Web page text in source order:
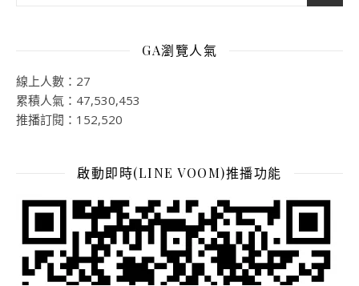
GA瀏覽人氣
線上人數：27
累積人氣：47,530,453
推播訂閱：152,520
啟動即時(LINE VOOM)推播功能